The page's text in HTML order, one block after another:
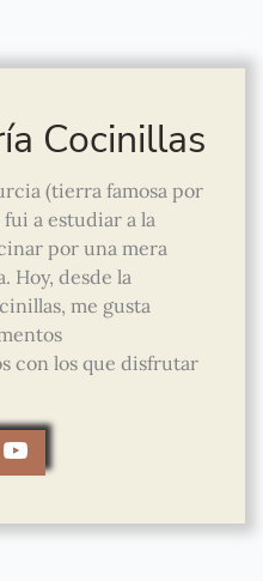
Cocinillas
(tierra famosa por
a estudiar a la
por una mera
Hoy, desde la
me gusta
con los que disfrutar